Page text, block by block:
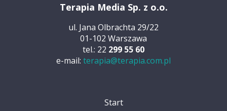
Terapia Media Sp. z o.o.
ul. Jana Olbrachta 29/22
01-102 Warszawa
tel.: 22 299 55 60
e-mail: terapia@terapia.com.pl
Start